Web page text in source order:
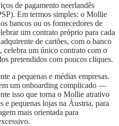
de pagamento neerlandês
Em termos simples: o Mollie
bancos ou os fornecedores de
um contrato próprio para cada
de cartões, com o banco
um único contrato com o
pretendidos com poucos cliques.
a pequenas e médias empresas.
um onboarding complicado —
isso que torna o Mollie atrativo
e pequenas lojas na Áustria, para
mais orientada para